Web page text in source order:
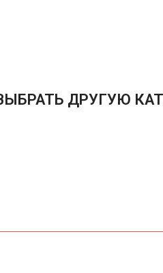
ДРУГУЮ